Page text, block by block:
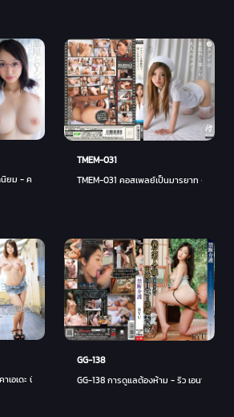
ม - คาเอเดะ นียะมะ
TMEM-031
TMEM-031 คอสเพลย์เป็นมารยาท - ทาเคอิ
อเดะ นียะมะ
GG-138
GG-138 การดูแลต้องห้าม - ริว เอนามิ (รยู)